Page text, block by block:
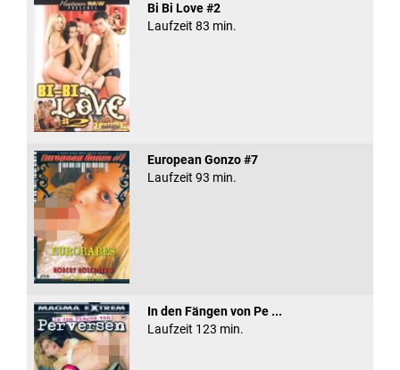
Bi Bi Love #2
Laufzeit 83 min.
European Gonzo #7
Laufzeit 93 min.
In den Fängen von Pe ...
Laufzeit 123 min.